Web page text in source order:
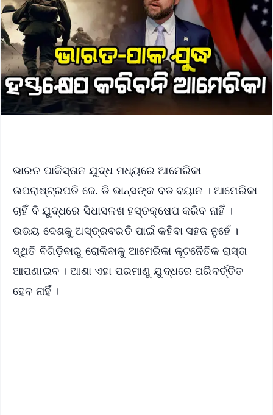
ଭାରତ ପାକିସ୍ତାନ ଯୁଦ୍ଧ ମଧ୍ୟରେ ଆମେରିକା
ଉପରାଷ୍ଟ୍ରପତି ଜେ. ଡି ଭାନ୍ସଙ୍କ ବଡ ବୟାନ । ଆମେରିକା
ଚାହିଁ ବି ଯୁଦ୍ଧରେ ସିଧାସଳଖ ହସ୍ତକ୍ଷେପ କରିବ ନାହିଁ ।
ଉଭୟ ଦେଶକୁ ଅସ୍ତ୍ରବରତି ପାଇଁ କହିବା ସହଜ ନୁହେଁ ।
ସ୍ଥିତି ବିଗିଡ଼ିବାରୁ ରୋକିବାକୁ ଆମେରିକା କୂଟନୈତିକ ରାସ୍ତା
ଆପଣାଇବ । ଆଶା ଏହା ପରମାଣୁ ଯୁଦ୍ଧରେ ପରିବର୍ତ୍ତିତ
ହେବ ନାହିଁ ।